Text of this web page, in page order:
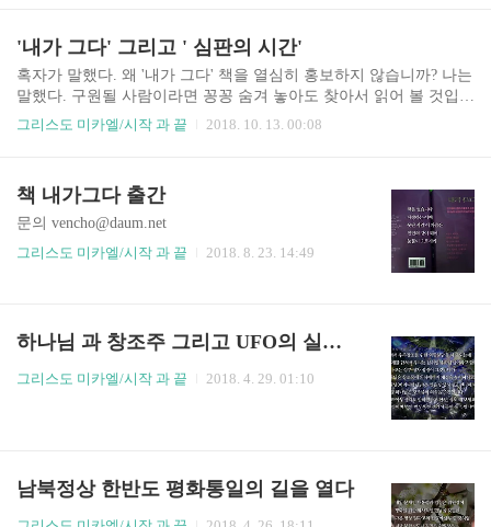
하지만 태공망(太公望)의 저서라고 전설로서 전하나 「주역(周易)」
의 심오한 원리를 해설한 것임)에서 오도(五圖)인 七十二宮의 木運
(聖人의 運)의 道로서 오시는데, 서로 마주보는 숫자를 합치면 三十
이 되어 三十字 또는 열 석 자로 성인이 오신다고 하며, 이 木道는 세
상의 종말의 도(道)인데 天(一), 地(二), 人(三) 즉..
'내가 그다' 그리고 ' 심판의 시간'
혹자가 말했다. 왜 '내가 그다' 책을 열심히 홍보하지 않습니까? 나는
말했다. 구원될 사람이라면 꽁꽁 숨겨 놓아도 찾아서 읽어 볼 것입니
다. 혹자가 다시 말했다. 많은 사람이 구원되려면 열심히 알려야 하
그리스도 미카엘/시작 과 끝 2018. 10. 13. 00:08
책 내가그다 출간
문의 vencho@daum.net
그리스도 미카엘/시작 과 끝
2018. 8. 23. 14:49
하나님 과 창조주 그리고 UFO의 실체를 논함
그리스도 미카엘/시작 과 끝 2018. 4. 29. 01:10
남북정상 한반도 평화통일의 길을 열다